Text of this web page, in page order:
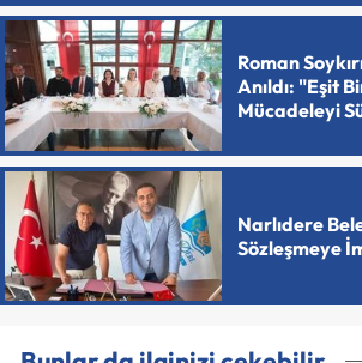
Roman
Anıldı: "Eşit
Mücadeleyi
Narlıdere
Sözleşmeye